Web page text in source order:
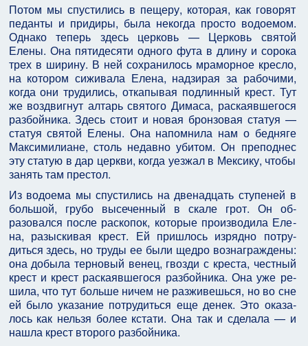
Потом мы спустились в пещеру, которая, как говорят
педанты и придиры, была некогда просто водоемом.
Однако теперь здесь церковь — Церковь святой
Елены. Она пятидесяти одного фута в длину и сорока
трех в ширину. В ней сохранилось мраморное кресло,
на котором сиживала Елена, надзирая за рабочими,
когда они трудились, откапывая подлинный крест. Тут
же воздвигнут алтарь святого Димаса, раскаявшегося
разбойника. Здесь стоит и новая брон­зовая статуя —
статуя святой Елены. Она напомнила нам о бедняге
Максимилиане, столь недавно убитом. Он преподнес
эту статую в дар церкви, когда уезжал в Мексику, чтобы
занять там престол.
Из водоема мы спустились на двенадцать ступеней в
большой, грубо высеченный в скале грот. Он об­
разовался после раскопок, которые производила Еле­
на, разыскивая крест. Ей пришлось изрядно потру­
диться здесь, но труды ее были щедро вознаграждены:
она добыла терновый венец, гвозди с креста, честный
крест и крест раскаявшегося разбойника. Она уже ре­
шила, что тут больше ничем не разживешься, но во сне
ей было указание потрудиться еще денек. Это оказа­
лось как нельзя более кстати. Она так и сделала — и
нашла крест второго разбойника.